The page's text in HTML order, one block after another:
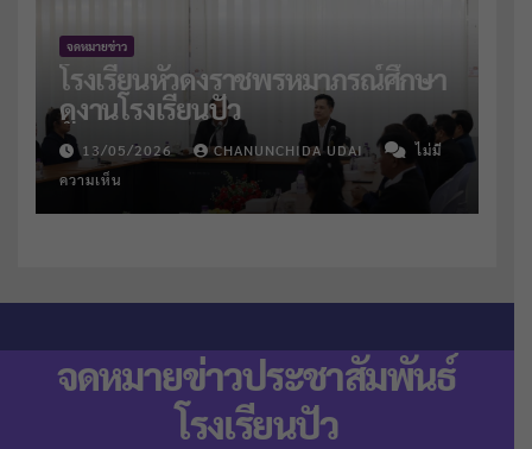
จดหมายข่าว
โรงเรียนหัวดงราชพรหมาภรณ์ศึกษา
ดูงานโรงเรียนปัว
13/05/2026 CHANUNCHIDA UDAI
ไม่มี
ความเห็น
จดหมายข่าวประชาสัมพันธ์
โรงเรียนปัว